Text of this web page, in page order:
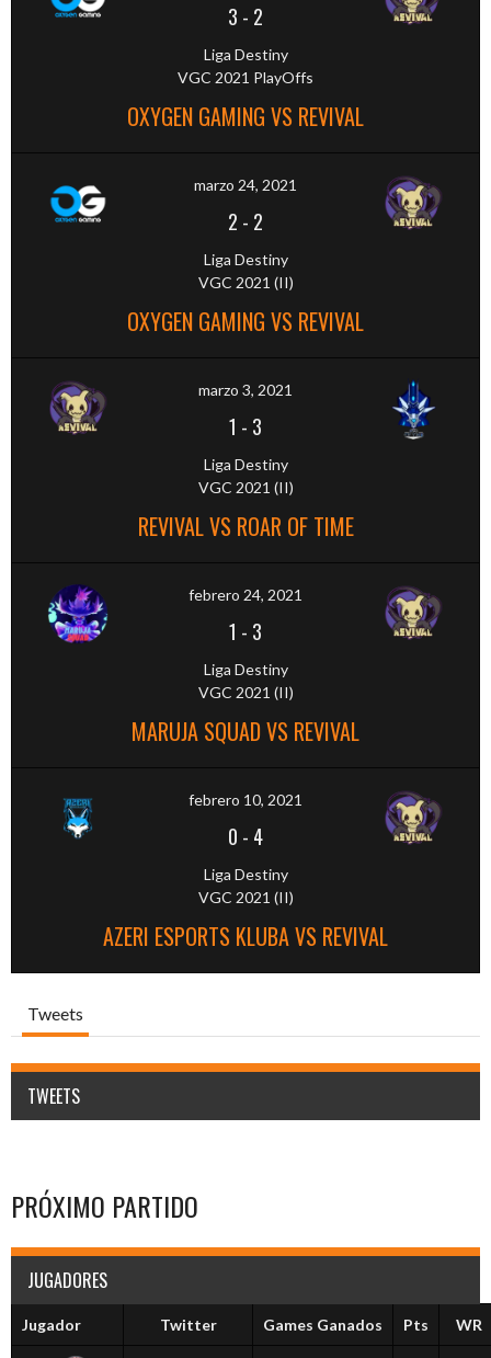
3 - 2
Liga Destiny
VGC 2021 PlayOffs
OXYGEN GAMING VS REVIVAL
marzo 24, 2021
2 - 2
Liga Destiny
VGC 2021 (II)
OXYGEN GAMING VS REVIVAL
marzo 3, 2021
1 - 3
Liga Destiny
VGC 2021 (II)
REVIVAL VS ROAR OF TIME
febrero 24, 2021
1 - 3
Liga Destiny
VGC 2021 (II)
MARUJA SQUAD VS REVIVAL
febrero 10, 2021
0 - 4
Liga Destiny
VGC 2021 (II)
AZERI ESPORTS KLUBA VS REVIVAL
Tweets
TWEETS
PRÓXIMO PARTIDO
JUGADORES
Jugador Twitter Games Ganados Pts WR